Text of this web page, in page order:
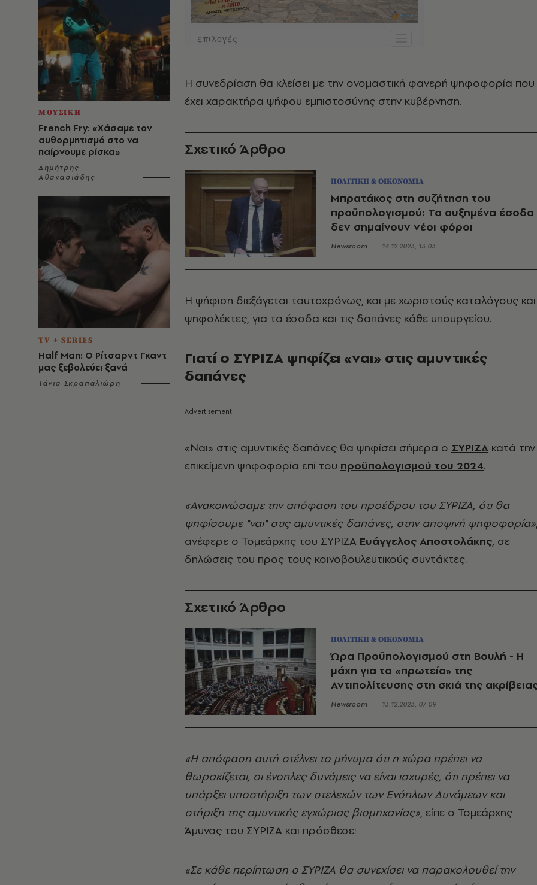
ΜΟΥΣΙΚΗ
French Fry: «Χάσαμε τον
αυθορμητισμό στο να
παίρνουμε ρίσκα»
Δημήτρης
Αθανασιάδης
TV + SERIES
Half Man: Ο Ρίτσαρντ Γκαντ
μας ξεβολεύει ξανά
Τάνια Σκραπαλιώρη
Η συνεδρίαση θα κλείσει με την ονομαστική φανερή ψηφοφορία που
έχει χαρακτήρα ψήφου εμπιστοσύνης στην κυβέρνηση.
Σχετικό Άρθρο
ΠΟΛΙΤΙΚΗ & ΟΙΚΟΝΟΜΙΑ
Μπρατάκος στη συζήτηση του
προϋπολογισμού: Τα αυξημένα έσοδα
δεν σημαίνουν νέοι φόροι
Newsroom 14.12.2023, 13:03
Η ψήφιση διεξάγεται ταυτοχρόνως, και με χωριστούς καταλόγους και
ψηφολέκτες, για τα έσοδα και τις δαπάνες κάθε υπουργείου.
Γιατί ο ΣΥΡΙΖΑ ψηφίζει «ναι» στις αμυντικές
δαπάνες
«Ναι» στις αμυντικές δαπάνες θα ψηφίσει σήμερα ο ΣΥΡΙΖΑ κατά την
επικείμενη ψηφοφορία επί του προϋπολογισμού του 2024.
«Ανακοινώσαμε την απόφαση του προέδρου του ΣΥΡΙΖΑ, ότι θα
ψηφίσουμε "ναι" στις αμυντικές δαπάνες, στην αποψινή ψηφοφορία»
ανέφερε ο Τομεάρχης του ΣΥΡΙΖΑ Ευάγγελος Αποστολάκης, σε
δηλώσεις του προς τους κοινοβουλευτικούς συντάκτες.
Σχετικό Άρθρο
ΠΟΛΙΤΙΚΗ & ΟΙΚΟΝΟΜΙΑ
Ώρα Προϋπολογισμού στη Βουλή - Η
μάχη για τα «πρωτεία» της
Αντιπολίτευσης στη σκιά της
Newsroom 13.12.2023, 07:09
«Η απόφαση αυτή στέλνει το μήνυμα ότι η χώρα πρέπει να
θωρακίζεται, οι ένοπλες δυνάμεις να είναι ισχυρές, ότι πρέπει να
υπάρξει υποστήριξη των στελεχών των Ενόπλων Δυνάμεων και
στήριξη της αμυντικής εγχώριας βιομηχανίας», είπε ο Τομεάρχης
Άμυνας του ΣΥΡΙΖΑ και πρόσθεσε:
«Σε κάθε περίπτωση ο ΣΥΡΙΖΑ θα συνεχίσει να παρακολουθεί την